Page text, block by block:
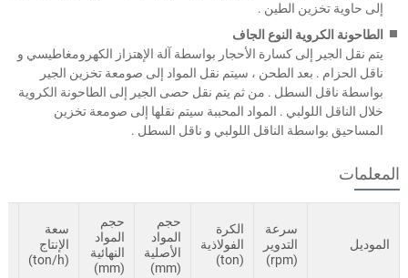
إلى حاوية تخزين الطين .
الطاحونة الكروية النوع الجاف
يتم نقل الجير إلى كسارة الأحجار بواسطة آلة الإهتزاز الكهرومغاطيسي و
ناقل الحزام . بعد الطحن ، سيتم نقل المواد إلى صومعة تخزين الجير
بواسطة ناقل السطل . من ثم يتم نقل حصى الجير إلى الطاحونة الكروية
خلال الناقل اللولبي . المواد المحببة سيتم نقلها إلى صومعة تخزين
المساحيق بواسطة الناقل اللولبي و ناقل السطل .
المعلمات
الموديل
سرعة
التدوير
(rpm)
الكرة
الفولاذية
(ton)
حجم
المواد
الأصلية
(mm)
حجم
المواد
النهائية
(mm)
سعة
الإنتاج
(ton/h)